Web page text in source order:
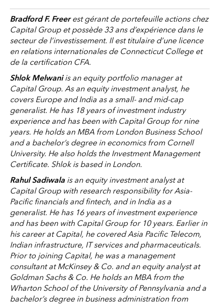
Bradford F. Freerest gérant de portefeuille actions chez
Capital Group et possède 33 ans d’expérience dans le
secteur de l’investissement. Il est titulaire d’une licence
en relations internationales de Connecticut College et
de la certification CFA.
Shlok Melwani is an equity portfolio manager at
Capital Group. As an equity investment analyst, he
covers Europe and India as a small- and mid-cap
generalist. He has 18 years of investment industry
experience and has been with Capital Group for nine
years. He holds an MBA from London Business School
and a bachelor’s degree in economics from Cornell
University. He also holds the Investment Management
Certificate. Shlok is based in London.
Rahul Sadiwala is an equity investment analyst at
Capital Group with research responsibility for Asia-
Pacific financials and fintech, and in India as a
generalist. He has 16 years of investment experience
and has been with Capital Group for 10 years. Earlier in
his career at Capital, he covered Asia Pacific Telecom,
Indian infrastructure, IT services and pharmaceuticals.
Prior to joining Capital, he was a management
consultant at McKinsey & Co. and an equity analyst at
Goldman Sachs & Co. He holds an MBA from the
Wharton School of the University of Pennsylvania and a
bachelor’s degree in business administration from